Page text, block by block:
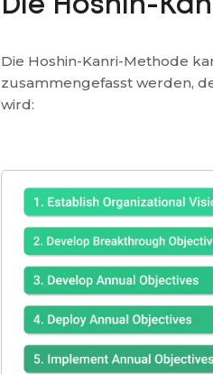
Die Hoshin-
Die Hoshin-Kanri-Methode
zusammengefasst werden,
wird: